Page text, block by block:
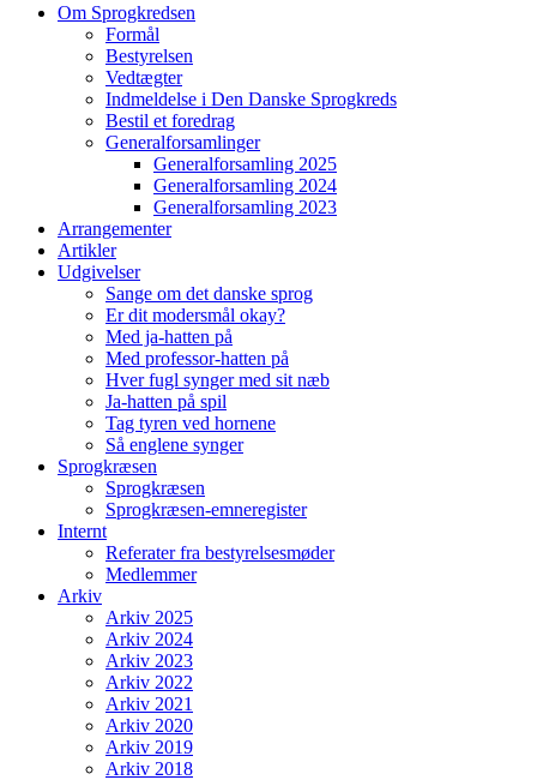
Om Sprogkredsen
Formål
Bestyrelsen
Vedtægter
Indmeldelse i Den Danske Sprogkreds
Bestil et foredrag
Generalforsamlinger
Generalforsamling 2025
Generalforsamling 2024
Generalforsamling 2023
Arrangementer
Artikler
Udgivelser
Sange om det danske sprog
Er dit modersmål okay?
Med ja-hatten på
Med professor-hatten på
Hver fugl synger med sit næb
Ja-hatten på spil
Tag tyren ved hornene
Så englene synger
Sprogkræsen
Sprogkræsen
Sprogkræsen-emneregister
Internt
Referater fra bestyrelsesmøder
Medlemmer
Arkiv
Arkiv 2025
Arkiv 2024
Arkiv 2023
Arkiv 2022
Arkiv 2021
Arkiv 2020
Arkiv 2019
Arkiv 2018